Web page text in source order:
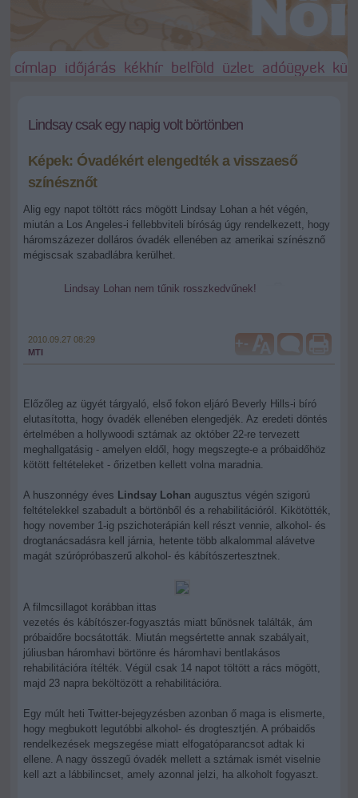
címlap időjárás kékhír belföld üzlet adóügyek
Lindsay csak egy napig volt börtönben
Képek: Óvadékért elengedték a visszaeső
színésznőt
Alig egy napot töltött rács mögött Lindsay Lohan a hét végén,
miután a Los Angeles-i fellebbviteli bíróság úgy rendelkezett, hogy
háromszázezer dolláros óvadék ellenében az amerikai színésznő
mégiscsak szabadlábra kerülhet.
Lindsay Lohan nem tűnik rosszkedvűnek!
2010.09.27 08:29
MTI
+-
Előzőleg az ügyét tárgyaló, első fokon eljáró Beverly Hills-i bíró
elutasította, hogy óvadék ellenében elengedjék. Az eredeti döntés
értelmében a hollywoodi sztárnak az október 22-re tervezett
meghallgatásig - amelyen eldől, hogy megszegte-e a próbaidőhöz
kötött feltételeket - őrizetben kellett volna maradnia.
A huszonnégy éves Lindsay Lohan augusztus végén szigorú
feltételekkel szabadult a börtönből és a rehabilitációról. Kikötötték,
hogy november 1-ig pszichoterápián kell részt vennie, alkohol- és
drogtanácsadásra kell járnia, hetente több alkalommal alávetve
magát szúrópróbaszerű alkohol- és kábítószertesztnek.
A filmcsillagot korábban ittas
vezetés és kábítószer-fogyasztás miatt bűnösnek találták, ám
próbaidőre bocsátották. Miután megsértette annak szabályait,
júliusban háromhavi börtönre és háromhavi bentlakásos
rehabilitációra ítélték. Végül csak 14 napot töltött a rács mögött,
majd 23 napra beköltözött a rehabilitációra.
Egy múlt heti Twitter-bejegyzésben azonban ő maga is elismerte,
hogy megbukott legutóbbi alkohol- és drogtesztjén. A próbaidős
rendelkezések megszegése miatt elfogatóparancsot adtak ki
ellene. A nagy összegű óvadék mellett a sztárnak ismét viselnie
kell azt a lábbilincset, amely azonnal jelzi, ha alkoholt fogyaszt.